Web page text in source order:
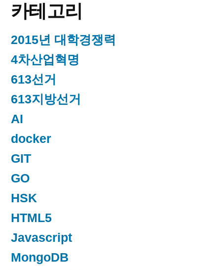
카테고리
2015년 대학경쟁력
4차산업혁명
613선거
613지방선거
AI
docker
GIT
GO
HSK
HTML5
Javascript
MongoDB